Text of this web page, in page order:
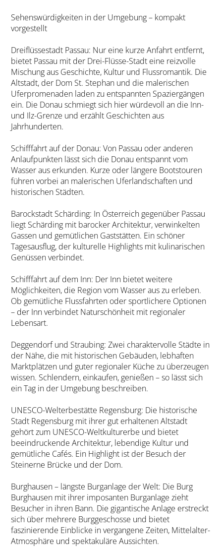
Sehenswürdigkeiten in der Umgebung – kompakt
vorgestellt
Dreiflüssestadt Passau: Nur eine kurze Anfahrt entfernt,
bietet Passau mit der Drei-Flüsse-Stadt eine reizvolle
Mischung aus Geschichte, Kultur und Flussromantik. Die
Altstadt, der Dom St. Stephan und die malerischen
Uferpromenaden laden zu entspannten Spaziergängen
ein. Die Donau schmiegt sich hier würdevoll an die Inn-
und Ilz-Grenze und erzählt Geschichten aus
Jahrhunderten.
Schifffahrt auf der Donau: Von Passau oder anderen
Anlaufpunkten lässt sich die Donau entspannt vom
Wasser aus erkunden. Kurze oder längere Bootstouren
führen vorbei an malerischen Uferlandschaften und
historischen Städten.
Barockstadt Schärding: In Österreich gegenüber Passau
liegt Schärding mit barocker Architektur, verwinkelten
Gassen und gemütlichen Gaststätten. Ein schöner
Tagesausflug, der kulturelle Highlights mit kulinarischen
Genüssen verbindet.
Schifffahrt auf dem Inn: Der Inn bietet weitere
Möglichkeiten, die Region vom Wasser aus zu erleben.
Ob gemütliche Flussfahrten oder sportlichere Optionen
– der Inn verbindet Naturschönheit mit regionaler
Lebensart.
Deggendorf und Straubing: Zwei charaktervolle Städte in
der Nähe, die mit historischen Gebäuden, lebhaften
Marktplätzen und guter regionaler Küche zu überzeugen
wissen. Schlendern, einkaufen, genießen – so lässt sich
ein Tag in der Umgebung beschreiben.
UNESCO-Welterbestätte Regensburg: Die historische
Stadt Regensburg mit ihrer gut erhaltenen Altstadt
gehört zum UNESCO-Weltkulturerbe und bietet
beeindruckende Architektur, lebendige Kultur und
gemütliche Cafés. Ein Highlight ist der Besuch der
Steinerne Brücke und der Dom.
Burghausen – längste Burganlage der Welt: Die Burg
Burghausen mit ihrer imposanten Burganlage zieht
Besucher in ihren Bann. Die gigantische Anlage erstreckt
sich über mehrere Burggeschosse und bietet
faszinierende Einblicke in vergangene Zeiten, Mittelalter-
Atmosphäre und spektakuläre Aussichten.